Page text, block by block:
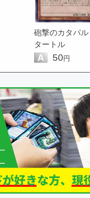
砲撃のカタパル
タートル
A 50円